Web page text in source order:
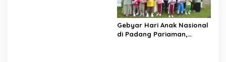
Gebyar Hari Anak Nasional
di Padang Pariaman,